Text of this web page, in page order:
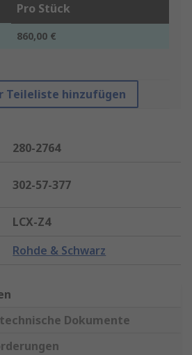
Pro Stück
860,00 €
Teileliste hinzufügen
280-2764
302-57-377
LCX-Z4
Rohde & Schwarz
Dokumente